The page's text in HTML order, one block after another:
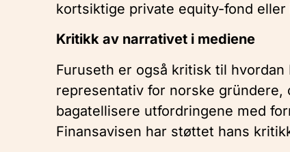
kortsiktige private equity-fond
Kritikk av narrativet i mediene
Furuseth er også kritisk til
representativ for norske
bagatellisere utfordringene med
Finansavisen har støttet hans